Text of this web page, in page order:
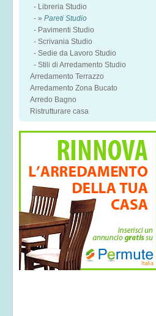
- Libreria Studio
- » Pareti Studio
- Pavimenti Studio
- Scrivania Studio
- Sedie da Lavoro Studio
- Stili di Arredamento Studio
Arredamento Terrazzo
Arredamento Zona Bucato
Arredo Bagno
Ristrutturare casa